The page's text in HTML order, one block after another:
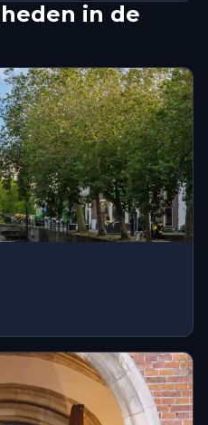
in de